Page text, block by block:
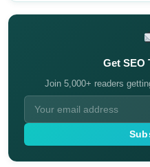
Get SEO
Join 5,000+ readers